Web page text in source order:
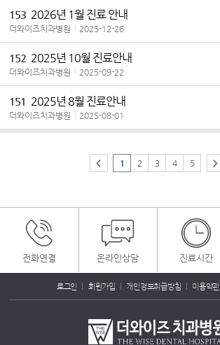
153 2026년 1월 진료 안내
더와이즈치과병원 2025-12-26
152 2025년 10월 진료안내
더와이즈치과병원 2025-09-22
151 2025년 8월 진료안내
더와이즈치과병원 2025-08-01
< 1 2 3 4 5 >
전화연결 온라인상담 진료시간
로그인 | 회원가입 | 개인정보취급방침 | 이용약관